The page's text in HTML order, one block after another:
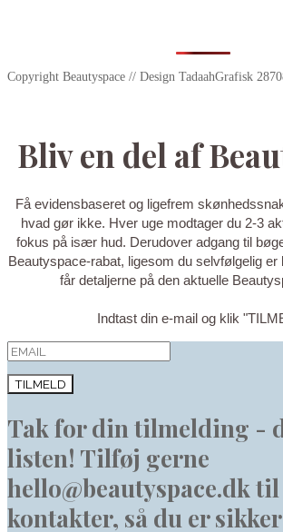
Copyright Beautyspace // Design TadaahGrafisk
Bliv en del af
Få evidensbaseret og ligefrem
hvad gør ikke. Hver uge modtager du 2-3
fokus på især hud. Derudover adgang til
Beautyspace-rabat, ligesom du selvfølgelig er
får detaljerne på den aktuelle
Indtast din e-mail og klik
TILMELD
Tak for din tilmelding -
listen! Tilføj gerne
hello@beautyspace.dk
kontakter, så du er